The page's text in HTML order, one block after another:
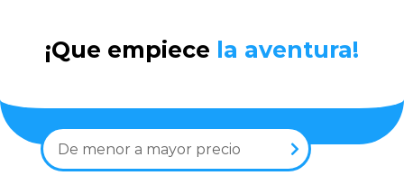
¡Que empiece la aventura!
De menor a mayor precio